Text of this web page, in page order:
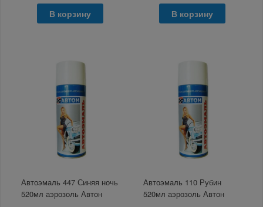
В корзину В корзину
Автоэмаль 447 Синяя ночь
520мл аэрозоль Автон
Автоэмаль 110 Рубин
520мл аэрозоль Автон